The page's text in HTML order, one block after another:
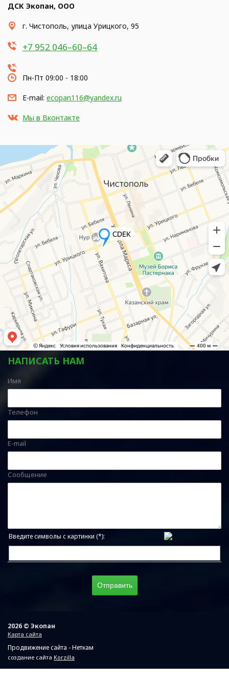
ДСК Экопан, ООО
​г. Чистополь, улица Урицкого, 95
+7 952 046–60–64
Пн-Пт 09:00 - 18:00
E-mail: ecopan116@yandex.ru
Мы в Вконтакте
НАПИСАТЬ НАМ
Имя
Телефон
E-mail
Сообщение
Введите символы с картинки (*):
2026 © Экопан
Карта сайта
Продвижение сайта - Неткам
создание сайта Korzilla